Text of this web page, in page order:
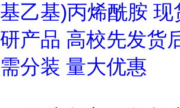
基乙基)丙烯酰胺 现
研产品 高校先发货
需分装 量大优惠